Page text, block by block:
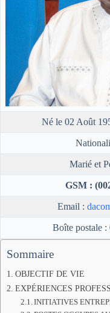
Né le 02 Août
Marié et
GSM :
Email :
Boîte postale
Sommaire
OBJECTIF DE VIE
EXPÉRIENCES
INITIATIVES